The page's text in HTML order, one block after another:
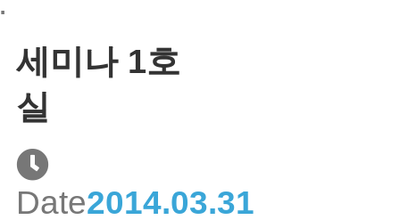
세미나 1호
실
Date2014.03.31